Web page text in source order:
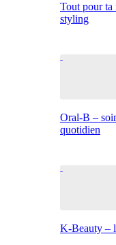
Tout pour ta
styling
Oral-B –
quotidien
K-Beauty –